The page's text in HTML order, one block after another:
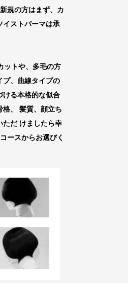
規の方はまず、カ
イストパーマは承
ットや、多毛の方
プ、曲線タイプの
ける本格的な似合
、
髪質、顔立ち
ただ けましたら幸
ースからお選びく